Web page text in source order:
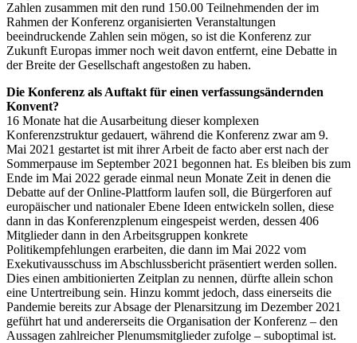
Zahlen zusammen mit den rund 150.00 Teilnehmenden der im
Rahmen der Konferenz organisierten Veranstaltungen
beeindruckende Zahlen sein mögen, so ist die Konferenz zur
Zukunft Europas immer noch weit davon entfernt, eine Debatte in
der Breite der Gesellschaft angestoßen zu haben.
Die Konferenz als Auftakt für einen verfassungsändernden
Konvent?
16 Monate hat die Ausarbeitung dieser komplexen
Konferenzstruktur gedauert, während die Konferenz zwar am 9.
Mai 2021 gestartet ist mit ihrer Arbeit de facto aber erst nach der
Sommerpause im September 2021 begonnen hat. Es bleiben bis zum
Ende im Mai 2022 gerade einmal neun Monate Zeit in denen die
Debatte auf der Online-Plattform laufen soll, die Bürgerforen auf
europäischer und nationaler Ebene Ideen entwickeln sollen, diese
dann in das Konferenzplenum eingespeist werden, dessen 406
Mitglieder dann in den Arbeitsgruppen konkrete
Politikempfehlungen erarbeiten, die dann im Mai 2022 vom
Exekutivausschuss im Abschlussbericht präsentiert werden sollen.
Dies einen ambitionierten Zeitplan zu nennen, dürfte allein schon
eine Untertreibung sein. Hinzu kommt jedoch, dass einerseits die
Pandemie bereits zur Absage der Plenarsitzung im Dezember 2021
geführt hat und andererseits die Organisation der Konferenz – den
Aussagen zahlreicher Plenumsmitglieder zufolge – suboptimal ist.